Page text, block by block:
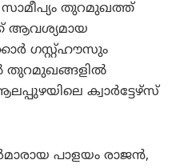
തുറമുഖത്ത്
ആവശ്യമായ
ഗസ്റ്റ്ഹൗസും
തുറമുഖങ്ങളില്‍
ക്വാര്‍ട്ടേഴ്‌സ്
പാളയം രാജന്‍,